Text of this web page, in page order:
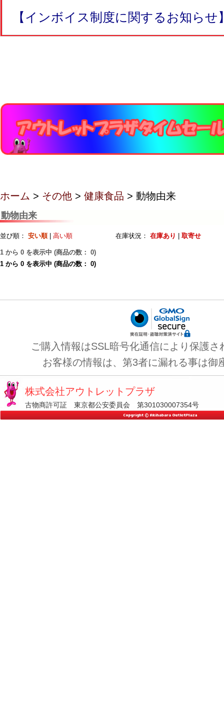
【インボイス制度に関するお知らせ
ホーム > その他 > 健康食品 > 動物由来
動物由来
並び順： 安い順| 高い順 在庫状況： 在庫あり 取寄せ
1 から 0 を表示中 (商品の数： 0)
1 から 0 を表示中 (商品の数： 0)
ご購入情報はSSL暗号化通信により保護さ
お客様の情報は、第3者に漏れる事は御
株式会社アウトレットプラザ
古物商許可証 東京都公安委員会 第301030007354号